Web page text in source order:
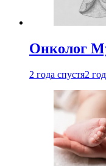
Онколог
2 года спустя2